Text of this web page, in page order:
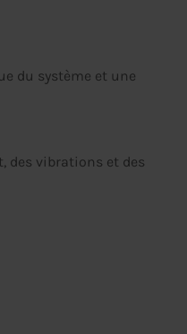
du système et une
des vibrations et des